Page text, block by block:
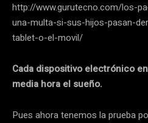
http://www.gurutecno.com/los-
una-multa-si-sus-hijos-pasan-
tablet-o-el-movil/
Cada dispositivo electrónico
media hora el sueño.
Pues ahora tenemos la prueba